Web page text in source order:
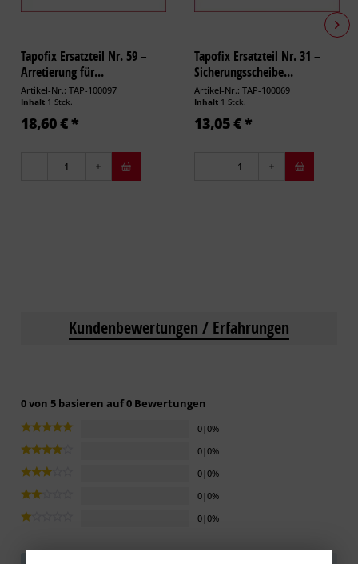
Tapofix Ersatzteil Nr. 59 –
Arretierung für...
Artikel-Nr.: TAP-100097
Inhalt 1 Stck.
18,60 € *
Tapofix Ersatzteil Nr. 31 –
Sicherungsscheibe...
Artikel-Nr.: TAP-100069
Inhalt 1 Stck.
13,05 € *
Kundenbewertungen / Erfahrungen
0 von 5 basieren auf 0 Bewertungen
0|0%
0|0%
0|0%
0|0%
0|0%